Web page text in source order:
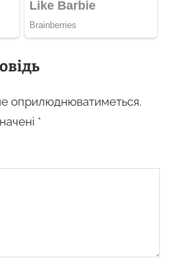
оприлюднюватиметься.
*